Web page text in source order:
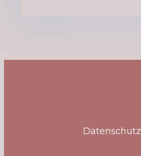
Datenschutz